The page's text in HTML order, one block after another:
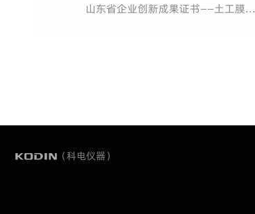
山东省企业创新成果证书——土工膜...
（科电仪器）